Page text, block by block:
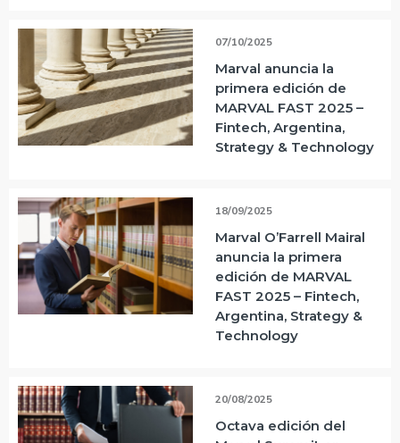
07/10/2025
Marval anuncia la
primera edición de
MARVAL FAST 2025 –
Fintech, Argentina,
Strategy & Technology
18/09/2025
Marval O’Farrell Mairal
anuncia la primera
edición de MARVAL
FAST 2025 – Fintech,
Argentina, Strategy &
Technology
20/08/2025
Octava edición del